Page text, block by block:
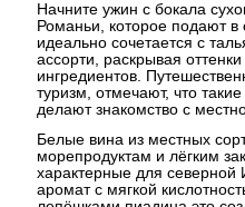
Начните ужин с бокала
Романьи, которое подают
идеально сочетается с
ассорти, раскрывая
ингредиентов.
туризм, отмечают, что
делают знакомство с
Белые вина из местных
морепродуктам и лёгким
характерные для северной
аромат с мягкой